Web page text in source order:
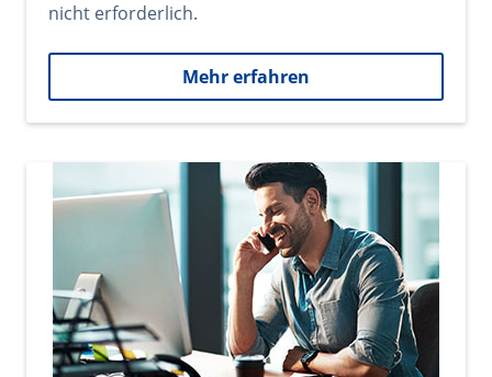
nicht erforderlich.
Mehr erfahren